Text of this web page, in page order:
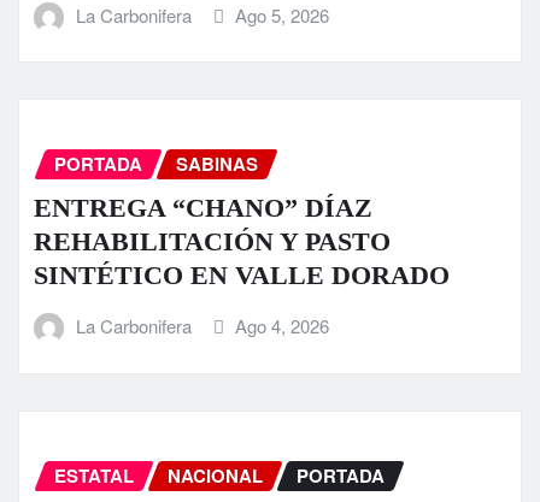
La Carbonifera Ago 5, 2026
PORTADA SABINAS
ENTREGA “CHANO” DÍAZ
REHABILITACIÓN Y PASTO
SINTÉTICO EN VALLE DORADO
La Carbonifera Ago 4, 2026
ESTATAL NACIONAL PORTADA